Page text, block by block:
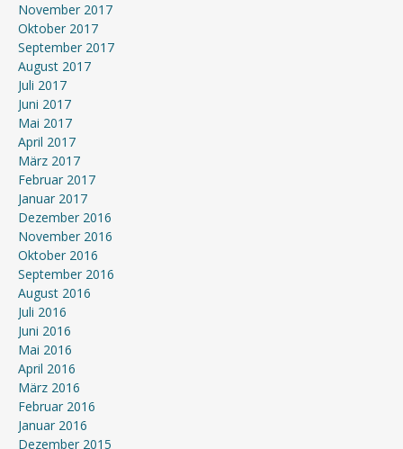
November 2017
Oktober 2017
September 2017
August 2017
Juli 2017
Juni 2017
Mai 2017
April 2017
März 2017
Februar 2017
Januar 2017
Dezember 2016
November 2016
Oktober 2016
September 2016
August 2016
Juli 2016
Juni 2016
Mai 2016
April 2016
März 2016
Februar 2016
Januar 2016
Dezember 2015